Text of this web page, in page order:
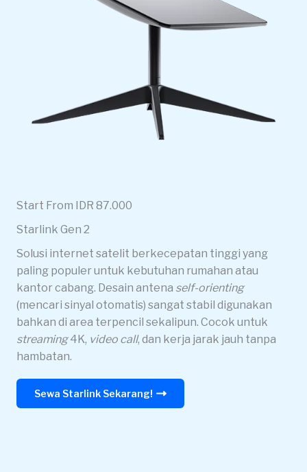
Start From IDR 87.000
Starlink Gen 2
Solusi internet satelit berkecepatan tinggi yang
paling populer untuk kebutuhan rumahan atau
kantor cabang. Desain antena self-orienting
(mencari sinyal otomatis) sangat stabil digunakan
bahkan di area terpencil sekalipun. Cocok untuk
streaming4K, video call, dan kerja jarak jauh tanpa
hambatan.
Sewa Starlink Sekarang!